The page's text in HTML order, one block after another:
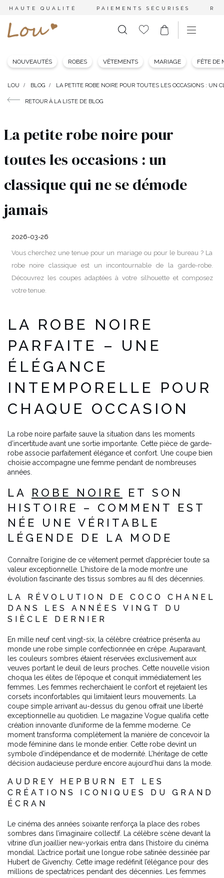
HAUTE QUALITÉ PAIEMENTS SÉCURISÉS
NOUVEAUTÉS ROBES VÊTEMENTS MARIAGE FÊTE DE
LOU BLOG LA PETITE ROBE NOIRE POUR TOUTES LES OCCASIONS : UN
RETOUR À LA LISTE DE BLOG
La petite robe noire pour
toutes les occasions : un
classique qui ne se démode
jamais
2026-03-26
Vous cherchez une tenue pour un mariage ou pour le bureau ? La
robe noire classique est un incontournable de la garde-robe.
Découvrez les coupes adaptées à votre silhouette et composez
votre tenue.
LA ROBE NOIRE
PARFAITE – UNE
ÉLÉGANCE
INTEMPORELLE POUR
CHAQUE OCCASION
La robe noire parfaite sauve la situation dans les moments
d’incertitude avant une sortie importante. Cette pièce de garde-
robe associe parfaitement élégance et confort. Une coupe bien
choisie accompagne une femme pendant de nombreuses
années.
LA ROBE NOIRE
ET SON
HISTOIRE – COMMENT EST
NÉE UNE VÉRITABLE
LÉGENDE DE LA MODE
Connaître l’origine de ce vêtement permet d’apprécier toute sa
valeur exceptionnelle. L’histoire de la mode montre une
évolution fascinante des tissus sombres au fil des décennies.
LA RÉVOLUTION DE COCO CHANEL
DANS LES ANNÉES VINGT DU
SIÈCLE DERNIER
En mille neuf cent vingt-six, la célèbre créatrice présenta au
monde une robe simple confectionnée en crêpe. Auparavant,
les couleurs sombres étaient réservées exclusivement aux
veuves portant le deuil de leurs proches. Cette nouvelle vision
choqua les élites de l’époque et conquit immédiatement les
femmes. Les femmes recherchaient le confort et rejetaient les
corsets inconfortables qui limitaient leurs mouvements. La
coupe simple arrivant au-dessus du genou offrait une liberté
exceptionnelle au quotidien. Le magazine Vogue qualifia cette
création innovante d’uniforme de la femme moderne. Ce
moment transforma complètement la manière de concevoir la
mode féminine dans le monde entier. Cette robe devint un
symbole d’indépendance et de modernité. L’héritage de cette
décision audacieuse perdure encore aujourd’hui dans la mode.
AUDREY HEPBURN ET LES
CRÉATIONS ICONIQUES DU GRAND
ÉCRAN
Le cinéma des années soixante renforça la place des robes
sombres dans l’imaginaire collectif. La célèbre scène devant la
vitrine d’un joaillier new-yorkais entra dans l’histoire du cinéma
mondial. L’actrice portait une longue robe satinée dessinée par
Hubert de Givenchy. Cette image redéfinit l’élégance pour des
millions de spectatrices pendant des décennies. Les femmes